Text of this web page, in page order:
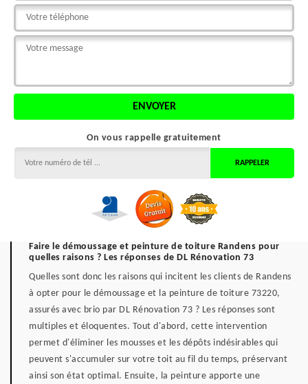
On vous rappelle gratuitement
Faire le démoussage et peinture de toiture Randens pour
quelles raisons ? Les réponses de DL Rénovation 73
Quelles sont donc les raisons qui incitent les clients de Randens
à opter pour le démoussage et la peinture de toiture 73220,
assurés avec brio par DL Rénovation 73 ? Les réponses sont
multiples et éloquentes. Tout d'abord, cette intervention
permet d'éliminer les mousses et les dépôts indésirables qui
peuvent s'accumuler sur votre toit au fil du temps, préservant
ainsi son état optimal. Ensuite, la peinture apporte une